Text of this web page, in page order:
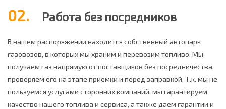
02. Работа без посредников
В нашем распоряжении находится собственный автопарк
газовозов, в которых мы храним и перевозим топливо. Мы
получаем газ напрямую от поставщиков без посредничества,
проверяем его на этапе приемки и перед заправкой. Т.к. мы не
пользуемся услугами сторонних компаний, мы гарантируем
качество нашего топлива и сервиса, а также даем гарантии и